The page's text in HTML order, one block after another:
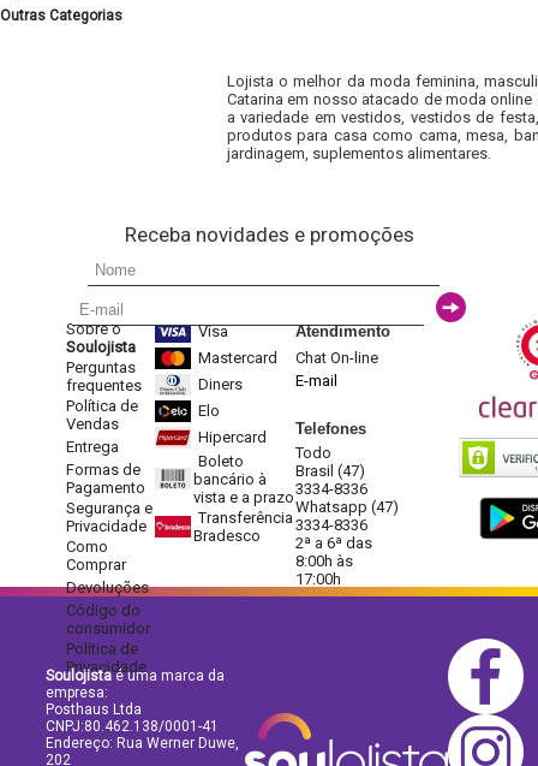
Outras Categorias
Lojista o melhor da moda feminina,
Catarina em nosso atacado de moda
a variedade em vestidos, vestidos de
produtos para casa como cama, mesa,
jardinagem, suplementos alimentares.
Receba novidades e promoções
Sobre o
Soulojista
Perguntas
frequentes
Política de
Vendas
Entrega
Formas de
Pagamento
Segurança e
Privacidade
Como
Comprar
Devoluções
Código do
consumidor
Política de
Privacidade
Visa
Mastercard
Diners
Elo
Hipercard
Boleto
bancário à
vista e a prazo
Transferência
Bradesco
Atendimento
Chat On-line
E-mail
Telefones
Todo
Brasil (47)
3334-8336
Whatsapp (47)
3334-8336
2ª a 6ª das
8:00h às
17:00h
Soulojistaé uma marca da
empresa:
Posthaus Ltda
CNPJ:80.462.138/0001-41
Endereço: Rua Werner Duwe,
202